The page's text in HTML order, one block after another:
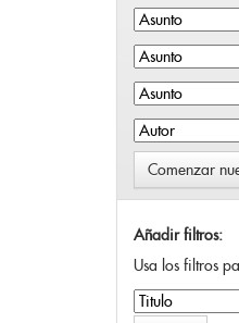
Comenzar
Añadir filtros:
Usa los filtros